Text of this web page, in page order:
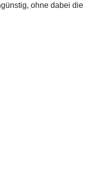
ohne dabei die